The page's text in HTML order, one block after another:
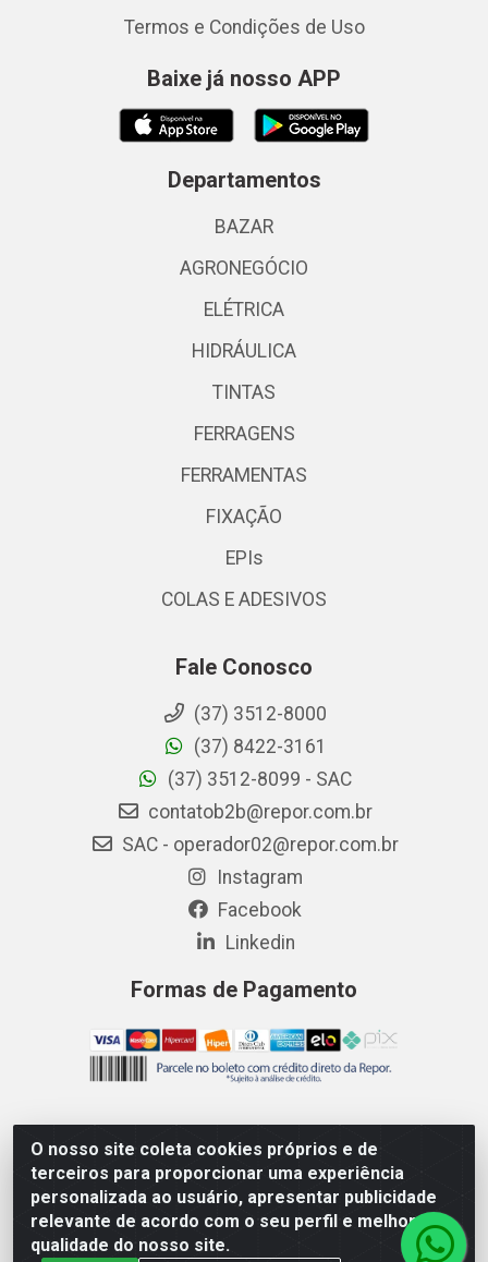
O nosso site coleta cookies próprios e de
terceiros para proporcionar uma experiência
personalizada ao usuário, apresentar publicidade
relevante de acordo com o seu perfil e melhorar a
qualidade do nosso site.
Termos e Condições de Uso
Baixe já nosso APP
Departamentos
BAZAR
AGRONEGÓCIO
ELÉTRICA
HIDRÁULICA
TINTAS
FERRAGENS
FERRAMENTAS
FIXAÇÃO
EPIs
COLAS E ADESIVOS
Fale Conosco
(37) 3512-8000
(37) 8422-3161
(37) 3512-8099 - SAC
contatob2b@repor.com.br
SAC - operador02@repor.com.br
Instagram
Facebook
Linkedin
Formas de Pagamento
AMEV IMPORTADORA E DISTRIBUIDORA LTDA - Rodovia
MG-050 km 136 S/N - Cacôco de Cima, Divinópolis/MG -
CEP 35.500-970 – CNPJ 41.747.346/0001-35